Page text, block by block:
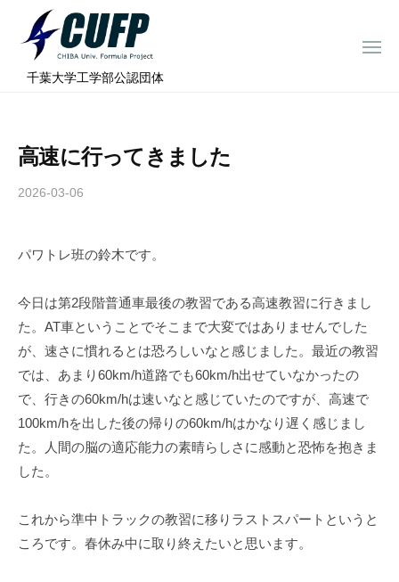
千
学
ォ
ミ
ラ
プ
ロ
ジ
ェ
ク
ト
⠀千葉大学工学部公認団体
メ
高速に行ってきました
2026-03-06
h
b
a
-
r
m
u
パワトレ班の鈴木です。
今日は第2段階普通車最後の教習である高速教習に行きまし
た。AT車ということでそこまで大変ではありませんでした
が、速さに慣れるとは恐ろしいなと感じました。最近の教習
では、あまり60km/h道路でも60km/h出せていなかったの
で、行きの60km/hは速いなと感じていたのですが、高速で
100km/hを出した後の帰りの60km/hはかなり遅く感じまし
た。人間の脳の適応能力の素晴らしさに感動と恐怖を抱きま
した。
これから準中トラックの教習に移りラストスパートというと
ころです。春休み中に取り終えたいと思います。
ミ
ラ
ェ
ト